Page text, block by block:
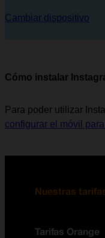
Cambiar dispositivo
Cómo instalar
Para poder utilizar
configurar el móvil
Nuestras
Tarifas Orange